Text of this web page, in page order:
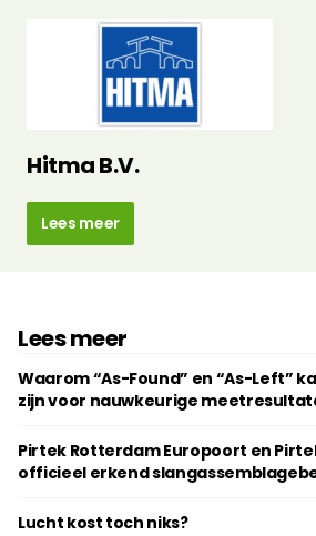
Hitma B.V.
Lees meer
Lees meer
Waarom “As-Found” en “As-Left”
zijn voor nauwkeurige
Pirtek Rotterdam Europoort en
officieel erkend
Lucht kost toch niks?